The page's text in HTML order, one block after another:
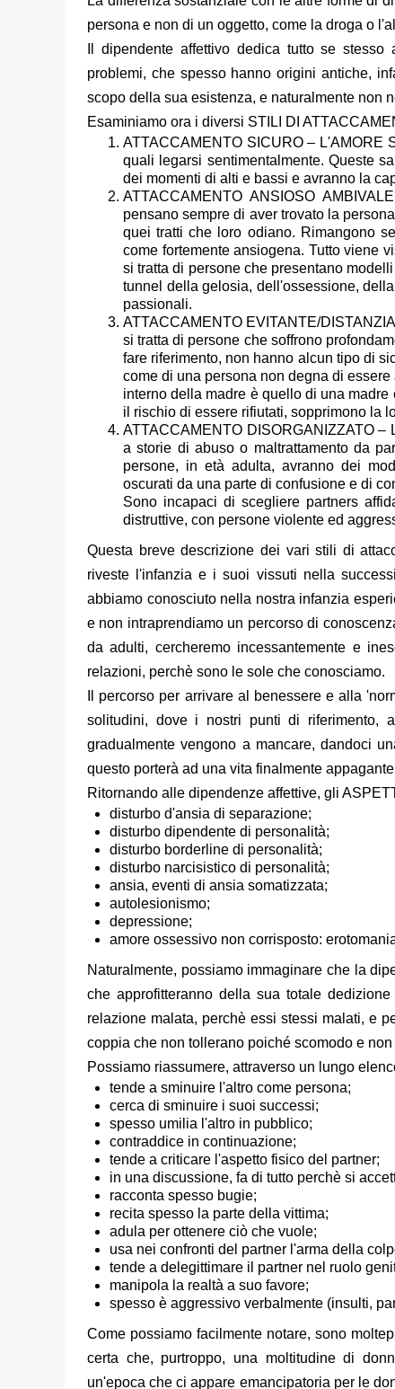
persona e non di un oggetto, come la droga o
Il dipendente affettivo dedica tutto se
problemi, che spesso hanno origini antiche,
scopo della sua esistenza, e naturalmente non
Esaminiamo ora i diversi STILI DI
ATTACCAMENTO SICURO – L'AMORE
quali legarsi sentimentalmente. Queste
dei momenti di alti e bassi e avranno la
ATTACCAMENTO ANSIOSO
pensano sempre di aver trovato la
quei tratti che loro odiano. Rimangono
come fortemente ansiogena. Tutto viene
si tratta di persone che presentano
tunnel della gelosia, dell'ossessione,
passionali.
ATTACCAMENTO EVITANTE/
si tratta di persone che soffrono
fare riferimento, non hanno alcun tipo di
come di una persona non degna di
interno della madre è quello di una
il rischio di essere rifiutati, sopprimono la
ATTACCAMENTO DISORGANIZZATO –
a storie di abuso o maltrattamento da
persone, in età adulta, avranno dei
oscurati da una parte di confusione e di
Sono incapaci di scegliere partners
distruttive, con persone violente ed
Questa breve descrizione dei vari stili di
riveste l'infanzia e i suoi vissuti nella
abbiamo conosciuto nella nostra infanzia
e non intraprendiamo un percorso di
da adulti, cercheremo incessantemente e
relazioni, perchè sono le sole che conosciamo.
Il percorso per arrivare al benessere e alla
solitudini, dove i nostri punti di riferimento,
gradualmente vengono a mancare, dandoci
questo porterà ad una vita finalmente
Ritornando alle dipendenze affettive, gli
disturbo d'ansia di separazione;
disturbo dipendente di personalità;
disturbo borderline di personalità;
disturbo narcisistico di personalità;
ansia, eventi di ansia somatizzata;
autolesionismo;
depressione;
amore ossessivo non corrisposto:
Naturalmente, possiamo immaginare che la
che approfitteranno della sua totale
relazione malata, perchè essi stessi malati, e
coppia che non tollerano poiché scomodo e
Possiamo riassumere, attraverso un lungo
tende a sminuire l'altro come persona;
cerca di sminuire i suoi successi;
spesso umilia l'altro in pubblico;
contraddice in continuazione;
tende a criticare l'aspetto fisico del partner;
in una discussione, fa di tutto perchè si
racconta spesso bugie;
recita spesso la parte della vittima;
adula per ottenere ciò che vuole;
usa nei confronti del partner l'arma della
tende a delegittimare il partner nel ruolo
manipola la realtà a suo favore;
spesso è aggressivo verbalmente (insulti,
Come possiamo facilmente notare, sono
certa che, purtroppo, una moltitudine di
un'epoca che ci appare emancipatoria per le